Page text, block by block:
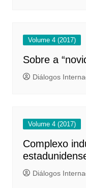
Volume 4 (2017)
Sobre a
Diálogos
Volume 4 (2017)
Complexo
Diálogos